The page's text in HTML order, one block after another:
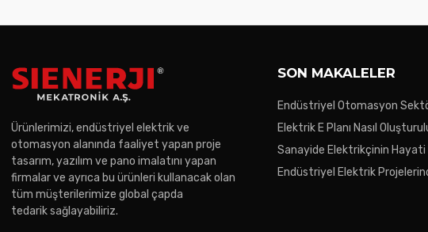
Ürünlerimizi, endüstriyel elektrik ve
otomasyon alanında faaliyet yapan proje
tasarım, yazılım ve pano imalatını yapan
firmalar ve ayrıca bu ürünleri kullanacak olan
tüm müşterilerimize global çapda
tedarik sağlayabiliriz.
SON MAKALELER
Endüstriyel Otomasyon
Trendler
Elektrik E Planı Nasıl
Sanayide Elektrikçinin Hayati
Endüstriyel Elektrik